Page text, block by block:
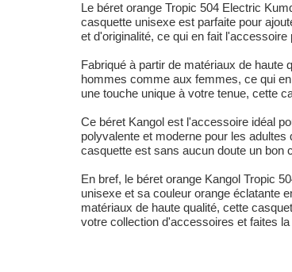
Le béret orange Tropic 504 Electric
casquette unisexe est parfaite pour
et d'originalité, ce qui en fait
Fabriqué à partir de matériaux de haute
hommes comme aux femmes, ce qui
une touche unique à votre tenue, cette
Ce béret Kangol est l'accessoire idéal
polyvalente et moderne pour les
casquette est sans aucun doute un bon
En bref, le béret orange Kangol Tropic
unisexe et sa couleur orange éclatante
matériaux de haute qualité, cette
votre collection d'accessoires et faites